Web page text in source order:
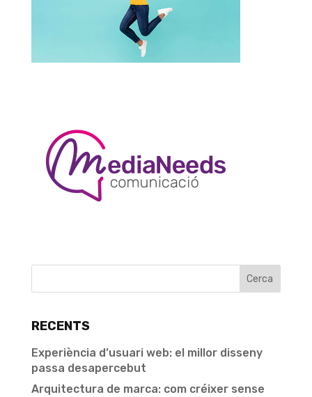
RECENTS
Experiència d’usuari web: el millor disseny
passa desapercebut
Arquitectura de marca: com créixer sense